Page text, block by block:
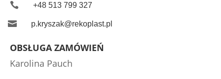
 +48 513 799 327
 p.kryszak@rekoplast.pl
OBSŁUGA ZAMÓWIEŃ
Karolina Pauch